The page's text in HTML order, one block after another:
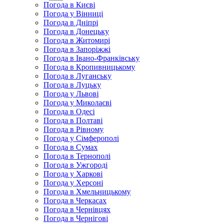
Погода в Києві
Погода у Вінниці
Погода в Дніпрі
Погода в Донецьку
Погода в Житомирі
Погода в Запоріжжі
Погода в Івано-Франківську
Погода в Кропивницькому
Погода в Луганську
Погода в Луцьку
Погода у Львові
Погода у Миколаєві
Погода в Одесі
Погода в Полтаві
Погода в Рівному
Погода у Сімферополі
Погода в Сумах
Погода в Тернополі
Погода в Ужгороді
Погода у Харкові
Погода у Херсоні
Погода в Хмельницькому
Погода в Черкасах
Погода в Чернівцях
Погода в Чернігові